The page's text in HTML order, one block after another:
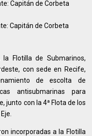
Capitán de Corbeta
Capitán de Corbeta
la Flotilla de Submarinos,
con sede en Recife,
de escolta de
antisubmarinas para
junto con la 4ª Flota de los
incorporadas a la Flotilla